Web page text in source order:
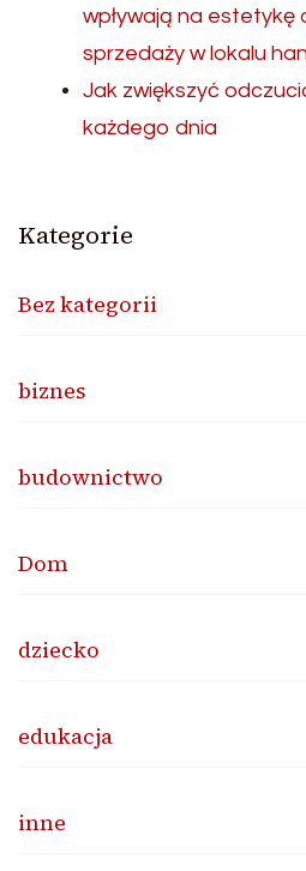
wpływają na
sprzedaży w lokalu
Jak zwiększyć
każdego dnia
Kategorie
Bez kategorii
biznes
budownictwo
Dom
dziecko
edukacja
inne